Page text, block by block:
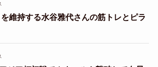
維持する水谷雅代さんの筋トレとピラ